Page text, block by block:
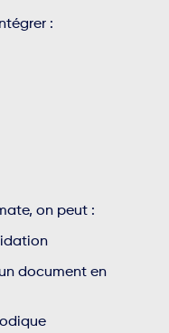
:
on peut :
document en